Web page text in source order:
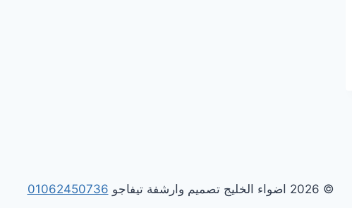
© 2026 اضواء الخليج تصميم وارشفة تيفاجو 01062450736